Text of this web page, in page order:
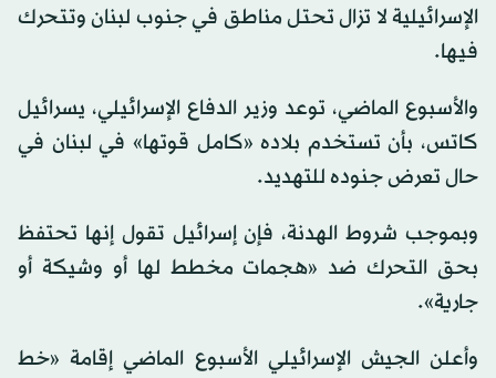
الإسرائيلية لا تزال تحتل مناطق في جنوب لبنان وتتحرك
فيها.
والأسبوع الماضي، توعد وزير الدفاع الإسرائيلي، يسرائيل
كاتس، بأن تستخدم بلاده «كامل قوتها» في لبنان في
حال تعرض جنوده للتهديد.
وبموجب شروط الهدنة، فإن إسرائيل تقول إنها تحتفظ
بحق التحرك ضد «هجمات مخطط لها أو وشيكة أو
جارية».
وأعلن الجيش الإسرائيلي الأسبوع الماضي إقامة «خط